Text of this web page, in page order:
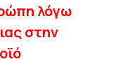
λόγω
στην